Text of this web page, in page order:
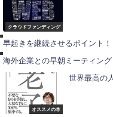
クラウドファンディング
早起きを継続させるポイント！
海外企業との早朝ミーティング
オススメの本
世界最高の